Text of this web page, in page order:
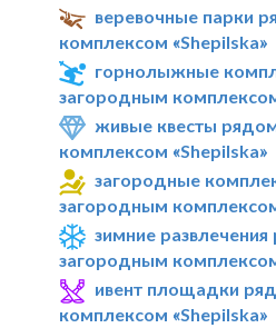
веревочные парки
комплексом «Shepilska»
горнолыжные
загородным
живые квесты
комплексом «Shepilska»
загородные
загородным
зимние
загородным
ивент площадки
комплексом «Shepilska»